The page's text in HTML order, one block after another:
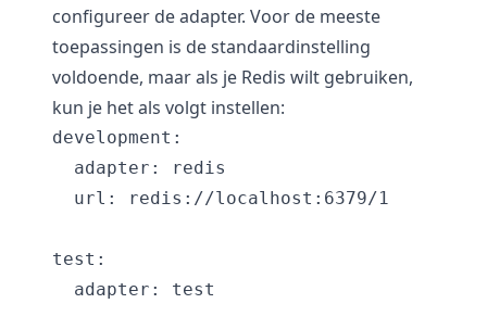
configureer de adapter. Voor de meeste
toepassingen is de standaardinstelling
voldoende, maar als je Redis wilt gebruiken,
kun je het als volgt instellen:
development:
  adapter: redis
  url: redis://localhost:6379/1
test:
  adapter: test